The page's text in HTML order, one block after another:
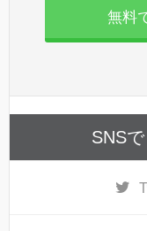
無料
SNS